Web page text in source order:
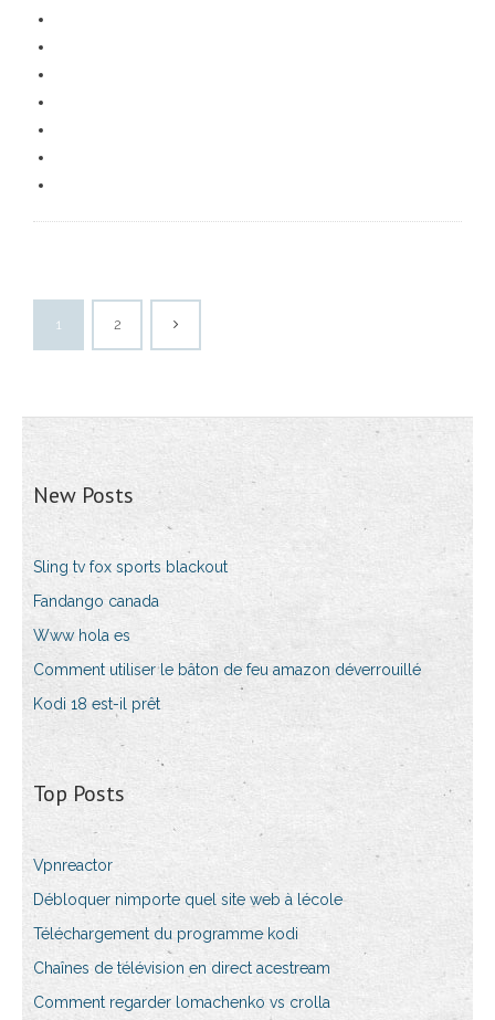
1 2
New Posts
Sling tv fox sports blackout
Fandango canada
Www hola es
Comment utiliser le bâton de feu amazon déverrouillé
Kodi 18 est-il prêt
Top Posts
Vpnreactor
Débloquer nimporte quel site web à lécole
Téléchargement du programme kodi
Chaînes de télévision en direct acestream
Comment regarder lomachenko vs crolla